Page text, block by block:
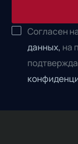
Согласен
данных, на